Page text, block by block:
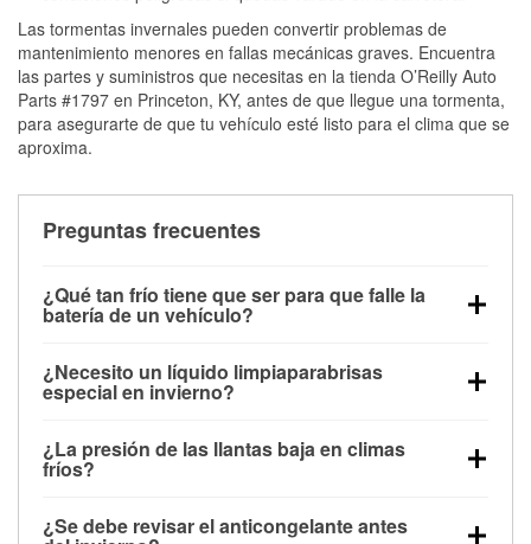
Las tormentas invernales pueden convertir problemas de
mantenimiento menores en fallas mecánicas graves. Encuentra
las partes y suministros que necesitas en la tienda O’Reilly Auto
Parts #1797 en Princeton, KY, antes de que llegue una tormenta,
para asegurarte de que tu vehículo esté listo para el clima que se
aproxima.
Preguntas frecuentes
¿Qué tan frío tiene que ser para que falle la
batería de un vehículo?
debajo de los 32 °F y puede perder hasta la mitad de
su potencia de arranque cerca de los 0 °F, lo que
arranque.
¿Necesito un líquido limpiaparabrisas
especial en invierno?
la congelación y ayuda a disolver la sal y la nieve
derretida en la carretera para mejorar la visibilidad.
¿La presión de las llantas baja en climas
fríos?
alrededor de 1 PSI por cada 10 °F que baja la
¿Se debe revisar el anticongelante antes